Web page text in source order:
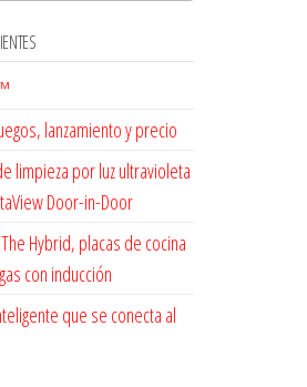
lanzamiento y precio
limpieza por luz ultravioleta
Door-in-Door
Hybrid, placas de cocina
con inducción
que se conecta al